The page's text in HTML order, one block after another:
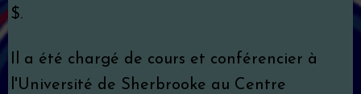
$.
Il a été chargé de cours et conférencier à
l'Université de Sherbrooke au Centre